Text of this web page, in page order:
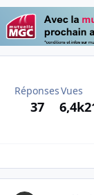
Réponses
37
Vues
6,4k